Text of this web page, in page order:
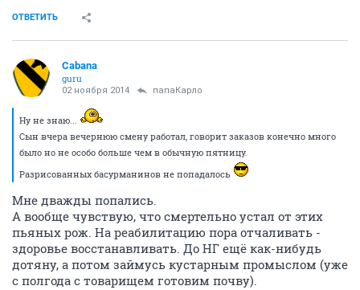
ОТВЕТИТЬ
Cabana
guru
02 ноября 2014 папаКарло
Ну не знаю...
Сын вчера вечернюю смену работал, говорит заказов конечно много
было но не особо больше чем в обычную пятницу.
Разрисованных басурманинов не попадалось
Мне дважды попались.
А вообще чувствую, что смертельно устал от этих
пьяных рож. На реабилитацию пора отчаливать -
здоровье восстанавливать. До НГ ещё как-нибудь
дотяну, а потом займусь кустарным промыслом (уже
с полгода с товарищем готовим почву).